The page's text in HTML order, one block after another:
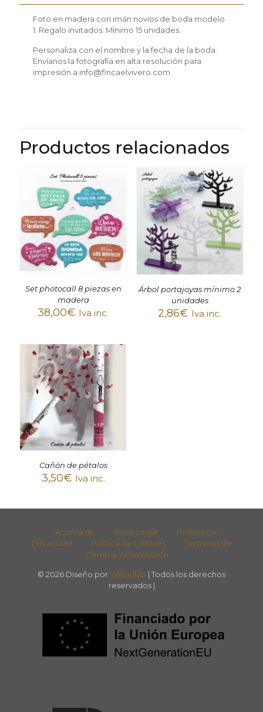
Foto en madera con imán novios de boda modelo
1. Regalo invitados. Mínimo 15 unidades.
Personaliza con el nombre y la fecha de la boda.
Envíanos la fotografía en alta resolución para
impresión a info@fincaelvivero.com
Productos relacionados
Set photocall 8 piezas en
madera
38,00€ Iva inc.
Árbol portajoyas mínimo 2
unidades
2,86€ Iva inc.
Cañón de pétalos
3,50€ Iva inc.
Acerca de Aviso Legal
Política de
Privacidad
Política de Cookies
Términos de
Compra y Devolución
© 2026 Diseño por Webinlab | Todos los derechos
reservados |